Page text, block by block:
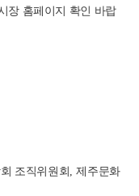
장 홈페이지 확인 바랍
조직위원회 ,제주문화